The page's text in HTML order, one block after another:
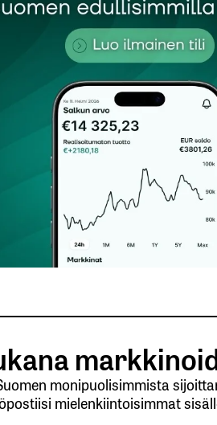
HYG maksaa
kirjautua sisään
Pakolliset kentät on merkitty
*
monipuolisimmista
mielenkiintoisimmat